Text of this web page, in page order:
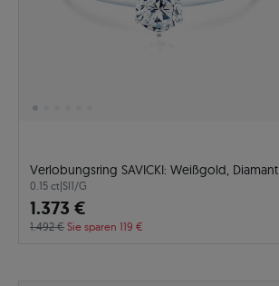
Verlobungsring SAVICKI: Weißgold, Diamant
0.15 ct|SI1/G
1.373 €
1.492 € Sie sparen 119 €